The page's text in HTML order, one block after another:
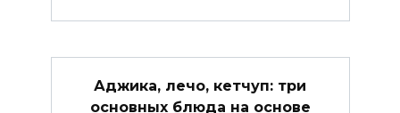
Аджика, лечо, кетчуп: три
основных блюда на основе